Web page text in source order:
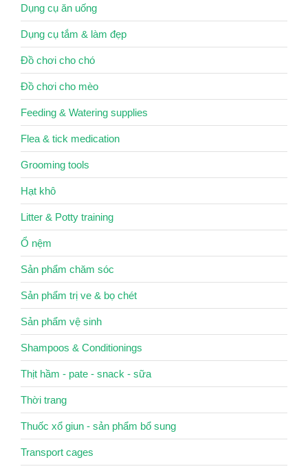
Dụng cụ ăn uống
Dụng cụ tắm & làm đẹp
Đồ chơi cho chó
Đồ chơi cho mèo
Feeding & Watering supplies
Flea & tick medication
Grooming tools
Hạt khô
Litter & Potty training
Ổ nệm
Sản phẩm chăm sóc
Sản phẩm trị ve & bọ chét
Sản phẩm vệ sinh
Shampoos & Conditionings
Thịt hầm - pate - snack - sữa
Thời trang
Thuốc xổ giun - sản phẩm bổ sung
Transport cages